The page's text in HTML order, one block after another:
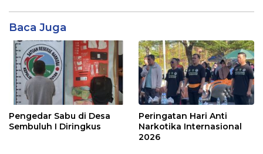
Baca Juga
Pengedar Sabu di Desa
Sembuluh I Diringkus
Peringatan Hari Anti
Narkotika Internasional
2026